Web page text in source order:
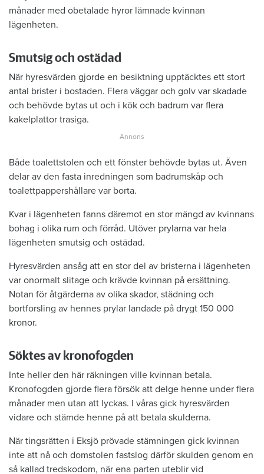
månader med obetalade hyror lämnade kvinnan
lägenheten.
Smutsig och ostädad
När hyresvärden gjorde en besiktning upptäcktes ett stort
antal brister i bostaden. Flera väggar och golv var skadade
och behövde bytas ut och i kök och badrum var flera
kakelplattor trasiga.
Både toalettstolen och ett fönster behövde bytas ut. Även
delar av den fasta inredningen som badrumskåp och
toalettpappershållare var borta.
Kvar i lägenheten fanns däremot en stor mängd av kvinnans
bohag i olika rum och förråd. Utöver prylarna var hela
lägenheten smutsig och ostädad.
Hyresvärden ansåg att en stor del av bristerna i lägenheten
var onormalt slitage och krävde kvinnan på ersättning.
Notan för åtgärderna av olika skador, städning och
bortforsling av hennes prylar landade på drygt 150 000
kronor.
Söktes av kronofogden
Inte heller den här räkningen ville kvinnan betala.
Kronofogden gjorde flera försök att delge henne under flera
månader men utan att lyckas. I våras gick hyresvärden
vidare och stämde henne på att betala skulderna.
När tingsrätten i Eksjö prövade stämningen gick kvinnan
inte att nå och domstolen fastslog därför skulden genom en
så kallad tredskodom, när ena parten uteblir vid